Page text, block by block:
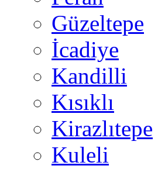
Güzeltepe
İcadiye
Kandilli
Kısıklı
Kirazlıtepe
Kuleli